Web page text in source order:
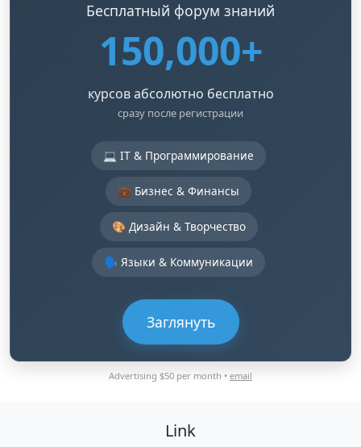
Бесплатный форум знаний
150,000+
курсов абсолютно бесплатно
сразу после регистрации
💻 IT & Программирование
💼 Бизнес & Финансы
🎨 Дизайн & Творчество
🗣️ Языки & Коммуникации
Заглянуть
Advertising $50 per month • email
Link